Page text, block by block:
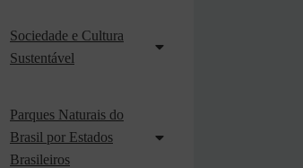
Sociedade e Cultura
Sustentável
Parques Naturais do
Brasil por Estados
Brasileiros